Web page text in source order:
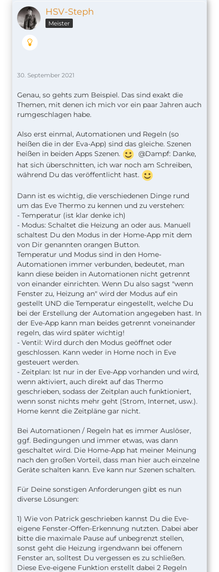
HSV-Steph
Meister
30. September 2021
Genau, so gehts zum Beispiel. Das sind exakt die
Themen, mit denen ich mich vor ein paar Jahren auch
rumgeschlagen habe.
Also erst einmal, Automationen und Regeln (so
heißen die in der Eva-App) sind das gleiche. Szenen
heißen in beiden Apps Szenen.
@Dampf: Danke,
hat sich überschnitten, ich war noch am Schreiben,
während Du das veröffentlicht hast.
Dann ist es wichtig, die verschiedenen Dinge rund
um das Eve Thermo zu kennen und zu verstehen:
- Temperatur (ist klar denke ich)
- Modus: Schaltet die Heizung an oder aus. Manuell
schaltest Du den Modus in der Home-App mit dem
von Dir genannten orangen Button.
Temperatur und Modus sind in den Home-
Automationen immer verbunden, bedeutet, man
kann diese beiden in Automationen nicht getrennt
von einander einrichten. Wenn Du also sagst "wenn
Fenster zu, Heizung an" wird der Modus auf ein
gestellt UND die Temperatur eingestellt, welche Du
bei der Erstellung der Automation angegeben hast. In
der Eve-App kann man beides getrennt voneinander
regeln, das wird später wichtig!
- Ventil: Wird durch den Modus geöffnet oder
geschlossen. Kann weder in Home noch in Eve
gesteuert werden.
- Zeitplan: Ist nur in der Eve-App vorhanden und wird,
wenn aktiviert, auch direkt auf das Thermo
geschrieben, sodass der Zeitplan auch funktioniert,
wenn sonst nichts mehr geht (Strom, Internet, usw.).
Home kennt die Zeitpläne gar nicht.
Bei Automationen / Regeln hat es immer Auslöser,
ggf. Bedingungen und immer etwas, was dann
geschaltet wird. Die Home-App hat meiner Meinung
nach den großen Vorteil, dass man hier auch einzelne
Geräte schalten kann. Eve kann nur Szenen schalten.
Für Deine sonstigen Anforderungen gibt es nun
diverse Lösungen:
1) Wie von Patrick geschrieben kannst Du die Eve-
eigene Fenster-Offen-Erkennung nutzten. Dabei aber
bitte die maximale Pause auf unbegrenzt stellen,
sonst geht die Heizung irgendwann bei offenem
Fenster an, solltest Du vergessen es zu schließen.
Diese Eve-eigene Funktion erstellt dabei 2 Regeln